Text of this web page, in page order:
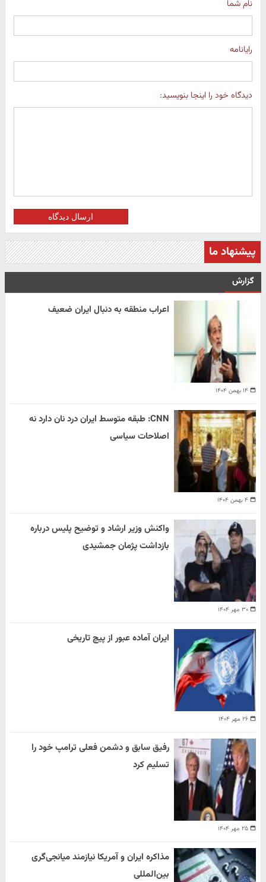
نام شما
رایانامه
دیدگاه خود را اینجا بنویسید:
ارسال دیدگاه
پیشنهاد ما
گزارش
۱۴ بهمن ۱۴۰۴
اعراب منطقه به دنبال ایران ضعیف
۴ بهمن ۱۴۰۴
CNN: طبقه متوسط ایران درد نان دارد نه
اصلاحات سیاسی
۳۰ مهر ۱۴۰۴
واکنش وزیر ارشاد و توضیح پلیس درباره
بازداشت پژمان جمشیدی
۲۶ مهر ۱۴۰۴
ایران آماده عبور از پیچ تاریخی
۲۵ مهر ۱۴۰۴
رفیق سابق و دشمن فعلی ترامپ خود را
تسلیم کرد
مذاکره ایران و آمریکا نیازمند میانجی‌گری
بین‌المللی